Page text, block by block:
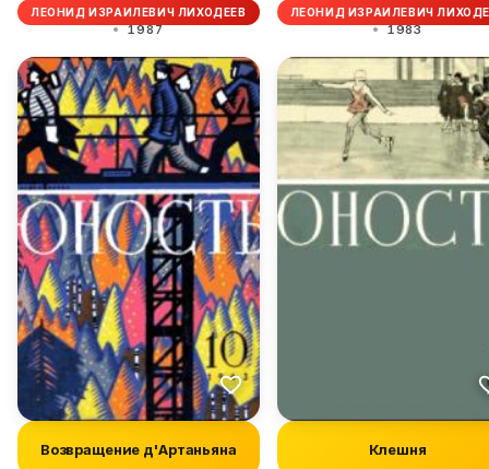
ЛЕОНИД ИЗРАИЛЕВИЧ ЛИХОДЕЕВ
1987
ЛЕОНИД ИЗРАИЛЕВИЧ
1983
Возвращение д'Артаньяна Клешня